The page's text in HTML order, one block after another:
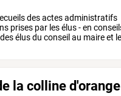
desactesadministratifs
prises par lesélus-en
desélusdu conseil au maireet
la colline d'orange